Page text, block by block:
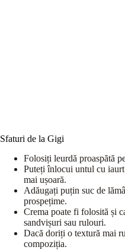
Sfaturi de la Gigi
Folosiți leurdă proaspătă
Puteți înlocui untul cu
mai ușoară.
Adăugați puțin suc de
prospețime.
Crema poate fi folosită și
sandvișuri sau rulouri.
Dacă doriți o textură mai
compoziția.